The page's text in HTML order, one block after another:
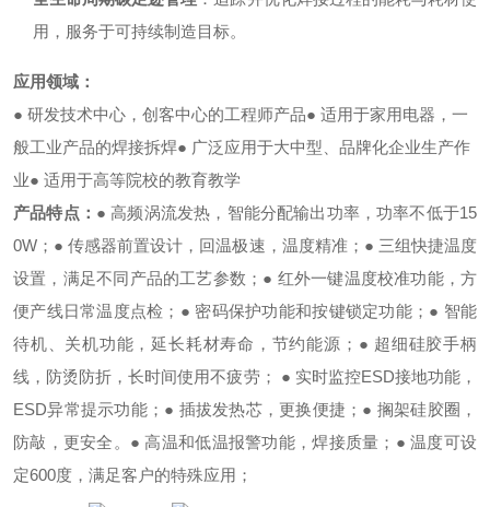
用，服务于可持续制造目标。
应用领域：
● 研发技术中心，创客中心的工程师产品● 适用于家用电器，一
般工业产品的焊接拆焊● 广泛应用于大中型、品牌化企业生产作
业● 适用于高等院校的教育教学
产品特点： ● 高频涡流发热，智能分配输出功率，功率不低于15
0W； ● 传感器前置设计，回温极速，温度精准； ● 三组快捷温度
设置，满足不同产品的工艺参数； ● 红外一键温度校准功能，方
便产线日常温度点检； ● 密码保护功能和按键锁定功能； ● 智能
待机、关机功能，延长耗材寿命，节约能源； ● 超细硅胶手柄
线，防烫防折，长时间使用不疲劳； ● 实时监控ESD接地功能，
ESD异常提示功能； ● 插拔发热芯，更换便捷； ● 搁架硅胶圈，
防敲，更安全。 ● 高温和低温报警功能，焊接质量； ● 温度可设
定600度，满足客户的特殊应用；